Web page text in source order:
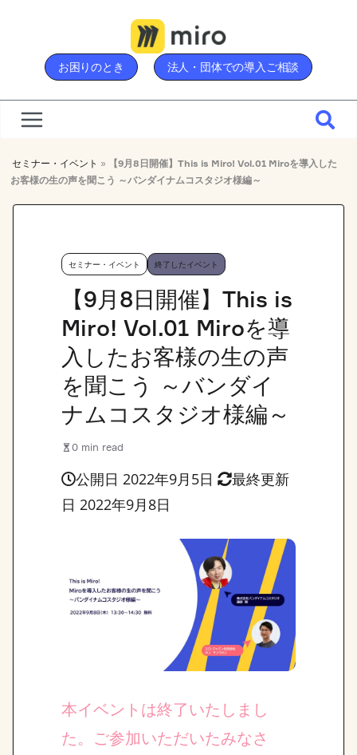
content
お困りのとき 法人・団体での導入ご相談
セミナー・イベント »
【9月8日開催】This is Miro! Vol.01 Miroを導入した
お客様の生の声を聞こう ～バンダイナムコスタジオ様編～
セミナー・イベント 終了したイベント
【9月8日開催】This is
Miro! Vol.01 Miroを導
入したお客様の生の声
を聞こう ～バンダイ
ナムコスタジオ様編～
0 min read
公開日 2022年9月5日
最終更新
日 2022年9月8日
本イベントは終了いたしまし
た。ご参加いただいたみなさ